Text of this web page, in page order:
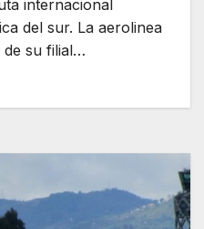
internacional
del sur. La aerolinea
de su filial…